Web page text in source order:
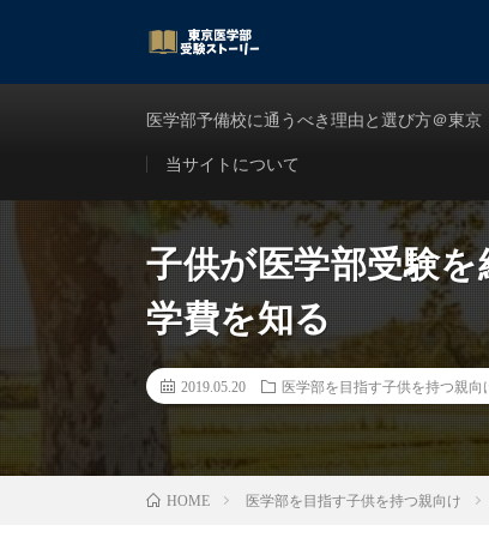
医学部予備校に通うべき理由と選び方＠東京
当サイトについて
子供が医学部受験
学費を知る
2019.05.20 医学部を目指す子供を持つ親向
HOME 医学部を目指す子供を持つ親向け